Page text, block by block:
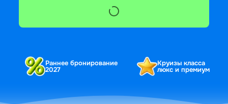
Раннее бронирование
2027
Круизы класса
люкс и премиум